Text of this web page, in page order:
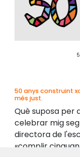
50 anys construint
més just.
Què suposa per
celebrar mig
directora de
«complir